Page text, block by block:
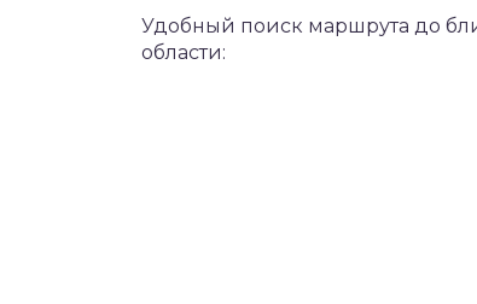
Удобный поиск маршрута до
области: